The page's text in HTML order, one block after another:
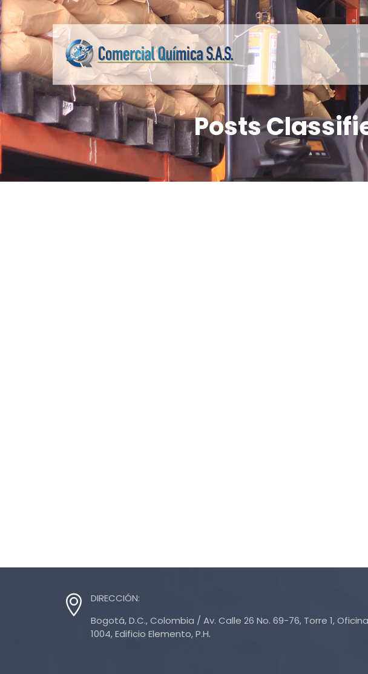
Posts
DIRECCIÓN:
Bogotá, D.C., Colombia / Av. Calle 26 No. 69-76, Torre 1, Oficina
1004, Edificio Elemento, P.H.